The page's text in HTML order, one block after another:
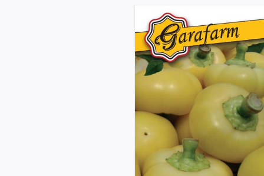
RÉSZLETEK